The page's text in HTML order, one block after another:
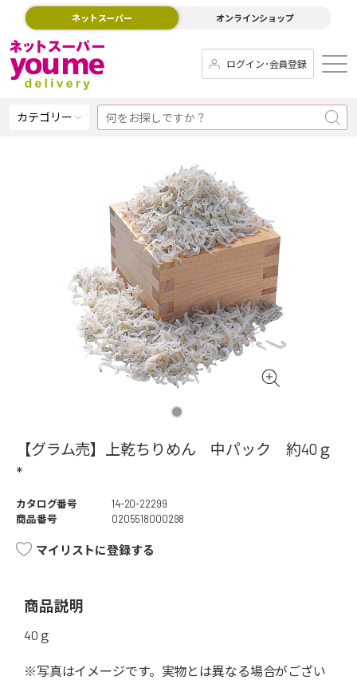
ネットスーパー オンラインショップ
ログイン･会員登録
カテゴリー
【グラム売】上乾ちりめん 中パック 約40ｇ
*
カタログ番号
14-20-22299
商品番号
0205518000298
マイリストに登録する
商品説明
40ｇ
※写真はイメージです。実物とは異なる場合がござい